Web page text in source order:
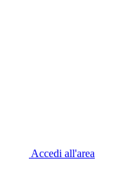
Accedi all'area